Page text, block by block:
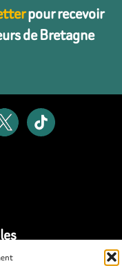
pour recevoir
de Bretagne